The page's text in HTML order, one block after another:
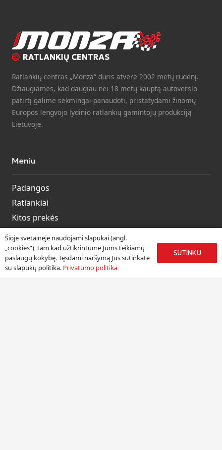
RATLANKIŲ CENTRAS
Ratlankių centras „Monza“ duris atvėrė 2002 metų rudenį.
Džiaugiamės, kad daugiau nei 18 metų kauptą autoverslo
patirtį galime sėkmingai panaudoti, pristatydami žinomų
Europos lengvojo lydinio ratlankių gamintojų produkciją
Lietuvoje.
Meniu
Padangos
Ratlankiai
Kitos prekės
Paslaugos
Informacija
Šioje svetainėje naudojami slapukai (angl.
„cookies“), tam kad užtikrintume Jums teikiamų
paslaugų kokybę. Tęsdami naršymą Jūs sutinkate
su slapukų politika. Privatumo politika
SUTINKU